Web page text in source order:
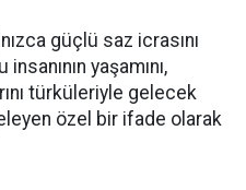
güçlü saz icrasını
yaşamını,
türküleriyle gelecek
özel bir ifade olarak